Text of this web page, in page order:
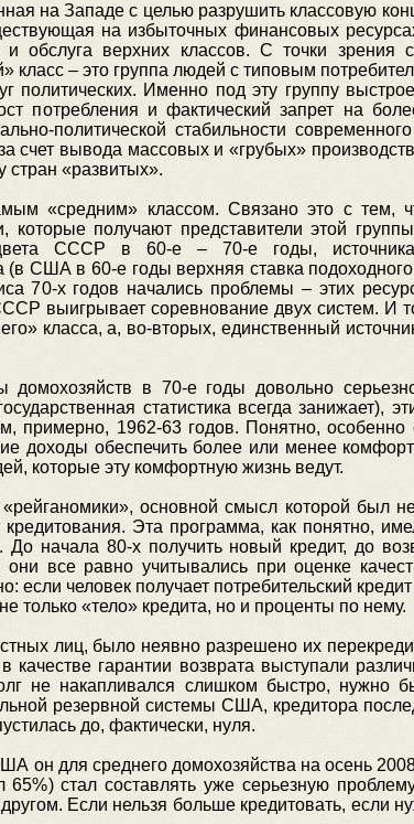
на Западе с целью разрушить классовую
на избыточных финансовых
обслуга верхних классов. С точки зрения
класс – это группа людей с типовым
политических. Именно под эту группу
потребления и фактический запрет на
политической стабильности современного
вывода массовых и «грубых»
стран «развитых».
«средним» классом. Связано это с тем,
получают представители этой
СССР в 60-е – 70-е годы,
(в США в 60-е годы верхняя ставка
70-х годов начались проблемы – этих
выигрывает соревнование двух систем. И
класса, а, во-вторых, единственный
в 70-е годы довольно
статистика всегда занижает),
примерно, 1962-63 годов. Понятно, особенно
доходы обеспечить более или менее
которые эту комфортную жизнь ведут.
основной смысл которой был
кредитования. Эта программа, как понятно,
начала 80-х получить новый кредит, до
все равно учитывались при оценке
если человек получает потребительский
только «тело» кредита, но и проценты по нему.
лиц, было неявно разрешено их
гарантии возврата выступали
не накапливался слишком быстро, нужно
резервной системы США, кредитора
до, фактически, нуля.
он для среднего домохозяйства на осень
стал составлять уже серьезную
Если нельзя больше кредитовать, если